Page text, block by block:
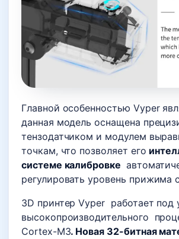
Главной особенностью Vyper
данная модель оснащена
тензодатчиком и модулем
точкам, что позволяет его
системе калибровке
регулировать уровень прижима
3D принтер Vyper работает под
высокопроизводительного
Cortex-M3. Новая 32-битная